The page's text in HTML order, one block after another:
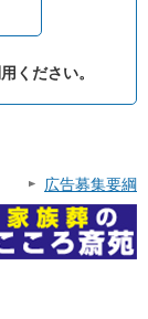
ください。
広告募集要綱